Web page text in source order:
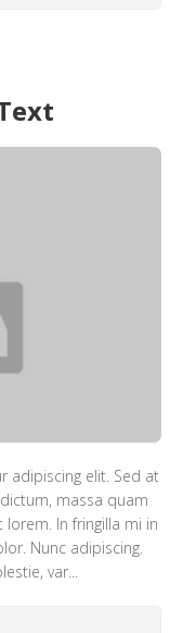
adipiscing elit. Sed at
massa quam
In fringilla mi in
Nunc adipiscing.
var...